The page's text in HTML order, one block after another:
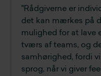
"Rådgiverne er
det kan mærkes på
mulighed for at lave
tværs af teams, og
samhørighed, fordi
sprog, når vi giver